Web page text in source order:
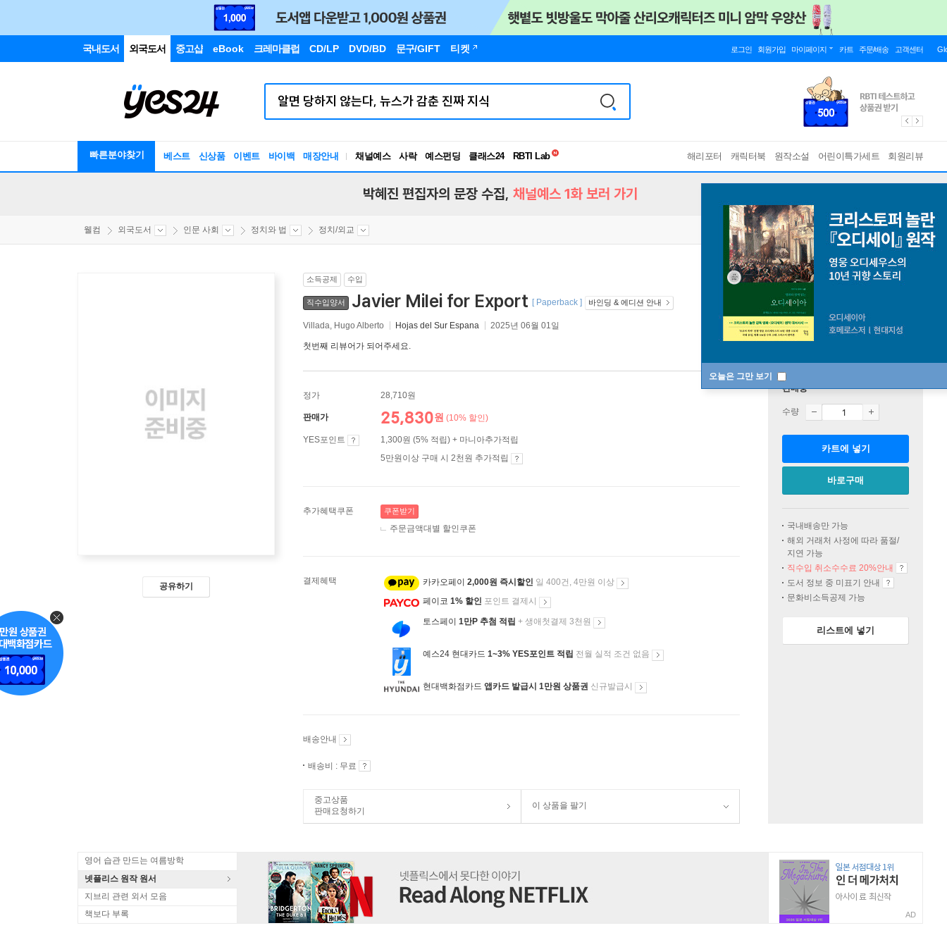
국내도서 외국도서 중고샵 eBook 크레마클럽 CD/LP DVD/BD 문구/GIFT 티켓 로그인 회원가입 마이페이지 카트 주문/배송 고객센터
빠른분야찾기 베스트 신상품 이벤트 바이백 매장안내 채널예스 사락 예스펀딩 클래스24
RBTI Lab
독서유형검사
해리포터 캐릭터북 원작소설 어린이특가세트 회원리뷰
오늘은 그만 보기
박혜진 편집자의 문장 수집, 채널예스 1화 보러 가기
웰컴 외국도서 인문 사회 정치와 법 정치/외교
공유하기
소득공제 수입
직수입양서 Javier Milei for Export [ Paperback ] 바인딩 & 에디션 안내
Villada, Hugo Alberto Hojas del Sur Espana 2025년 06월 01일
첫번째 리뷰어가 되어주세요.
정가 28,710원
판매가 25,830원 (10% 할인)
YES포인트
1,300원 (5% 적립) + 마니아추가적립
5만원이상 구매 시 2천원 추가적립
추가혜택쿠폰 쿠폰받기
주문금액대별 할인쿠폰
결제혜택 카카오페이 2,000원 즉시할인 일 400건, 4만원 이상
페이코 1% 할인 포인트 결제시
토스페이 1만P 추첨 적립 + 생애첫결제 3천원
예스24 현대카드 1~3% YES포인트 적립 전월 실적 조건 없음
현대백화점카드 앱카드 발급시 1만원 상품권 신규발급시
배송안내
배송비 : 무료
중고상품
판매요청하기
이 상품을 팔기
판매중
수량
카트에 넣기
바로구매
국내배송만 가능
해외 거래처 사정에 따라 품절/
지연 가능
직수입 취소수수료 20%안내
도서 정보 중 미표기 안내
문화비소득공제 가능
리스트에 넣기
영어 습관 만드는 여름방학
넷플리스 원작 원서
지브리 관련 외서 모음
책보다 부록
AD